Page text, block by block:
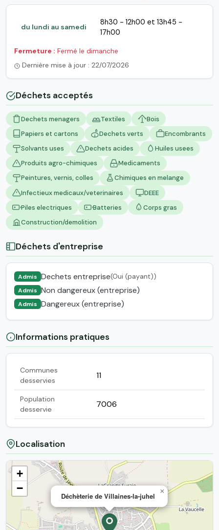
du lundi au samedi
8h30 - 12h00 et 13h45 -
17h00
Fermeture : Fermé le dimanche
Dernière mise à jour : 22/07/2026
Déchets acceptés
Dechets menagers Textiles
Bois
Papiers et cartons
Dechets verts
Encombrants
Solvants uses
Dechets acides
Huiles usees
Produits agro-chimiques
Medicaments
Peintures, vernis, colles
Chimiques en melange
Infectieux medicaux/veterinaires
DEEE
Piles electriques
Batteries
Corps gras
Construction/demolition
Déchets d'entreprise
Admis Dechets entreprise(Oui (payant))
Admis Non dangereux (entreprise)
Admis Dangereux (entreprise)
Informations pratiques
Communes
desservies
11
Population
desservie
7006
Localisation
Déchèterie de Villaines-la-juhel
×
+
−